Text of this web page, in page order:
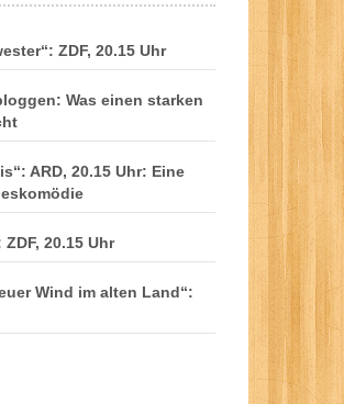
ZDF, 20.15 Uhr
Was einen starken
ARD, 20.15 Uhr: Eine
20.15 Uhr
Wind im alten Land“: